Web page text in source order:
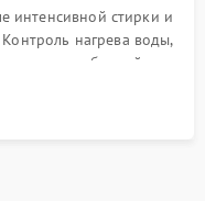
интенсивной стирки и
нагрева воды,
излишних вибраций,
под корпусом.